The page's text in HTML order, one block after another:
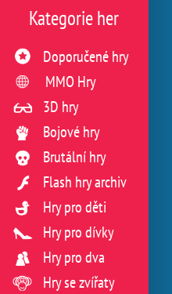
Kategorie her
Doporučené hry
MMO Hry
3D hry
Bojové hry
Brutální hry
Flash hry archiv
Hry pro děti
Hry pro dívky
Hry pro dva
Hry se zvířaty